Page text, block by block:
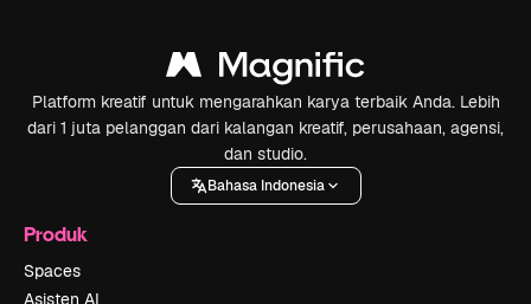
Platform kreatif untuk mengarahkan karya terbaik Anda. Lebih
dari 1 juta pelanggan dari kalangan kreatif, perusahaan, agensi,
dan studio.
Bahasa Indonesia
Produk
Spaces
Asisten AI